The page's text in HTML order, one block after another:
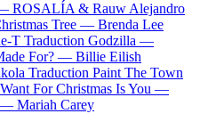
ROSALÍA & Rauw Alejandro
Tree — Brenda Lee
T Traduction Godzilla —
For? — Billie Eilish
Traduction Paint The Town
For Christmas Is You —
— Mariah Carey